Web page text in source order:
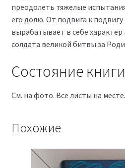
преодолеть тяжелые
его долю. От подвига к
вырабатывает в себе
солдата великой битвы за
Состояние
См. на фото. Все листы на месте.
Похожие